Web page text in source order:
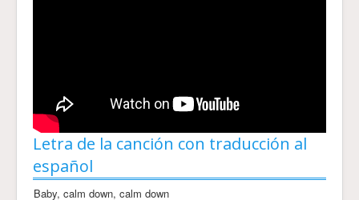
Letra de la canción con traducción al
español
Baby, calm down, calm down